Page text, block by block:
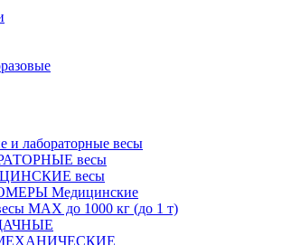
и лабораторные весы
весы
весы
Медицинские
MAX до 1000 кг (до 1 т)